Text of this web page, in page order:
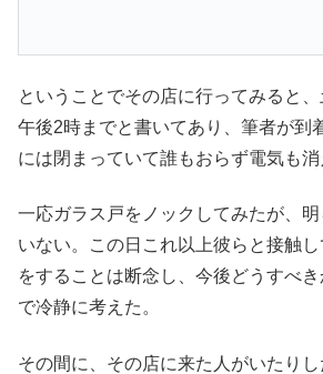
ということでその店に行ってみると
午後2時までと書いてあり、筆者が到
には閉まっていて誰もおらず電気も消
一応ガラス戸をノックしてみたが、
いない。この日これ以上彼らと接触
をすることは断念し、今後どうすべ
で冷静に考えた。
その間に、その店に来た人がいたり